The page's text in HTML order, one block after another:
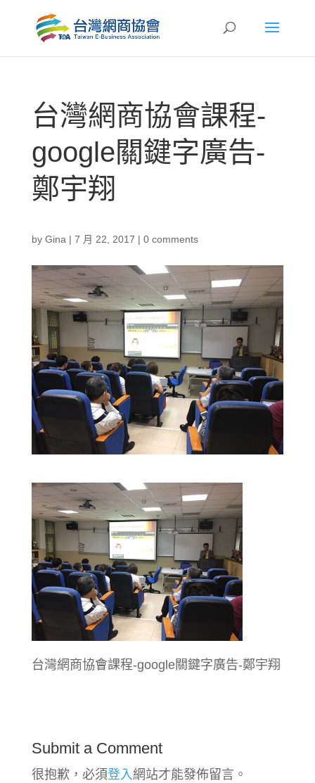
台灣網商協會課程-
google關鍵字廣告-
鄭宇翔
by Gina | 7 月 22, 2017 | 0 comments
台灣網商協會課程-google關鍵字廣告-鄭宇翔
Submit a Comment
很抱歉，必須登入 網站才能發佈留言。